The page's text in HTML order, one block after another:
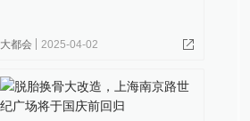
大都会 2025-04-02